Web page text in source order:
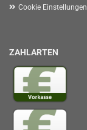
Cookie Einstellungen
ZAHLARTEN